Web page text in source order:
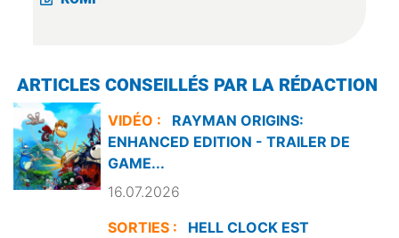
ARTICLES CONSEILLÉS PAR LA RÉDACTION
VIDÉO :
RAYMAN ORIGINS:
ENHANCED EDITION - TRAILER DE
GAME...
16.07.2026
SORTIES :
HELL CLOCK EST